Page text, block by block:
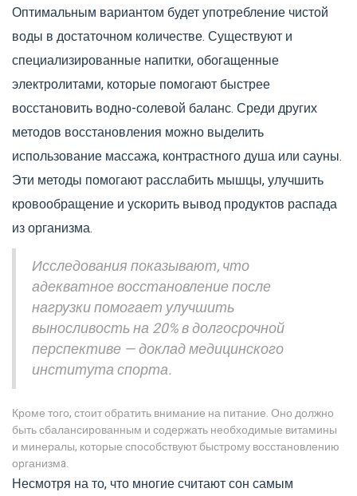
Оптимальным вариантом будет употребление чистой
воды в достаточном количестве. Существуют и
специализированные напитки, обогащенные
электролитами, которые помогают быстрее
восстановить водно-солевой баланс. Среди других
методов восстановления можно выделить
использование массажа, контрастного душа или сауны.
Эти методы помогают расслабить мышцы, улучшить
кровообращение и ускорить вывод продуктов распада
из организма.
Исследования показывают, что
адекватное восстановление после
нагрузки помогает улучшить
выносливость на 20% в долгосрочной
перспективе — доклад медицинского
института спорта.
Кроме того, стоит обратить внимание на питание. Оно должно
быть сбалансированным и содержать необходимые витамины
и минералы, которые способствуют быстрому восстановлению
организмa.
Несмотря на то, что многие считают сон самым